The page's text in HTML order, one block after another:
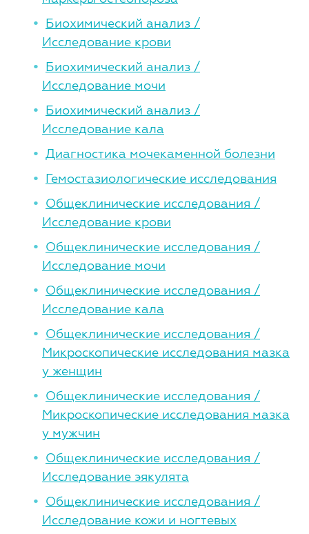
Биохимический анализ /
Исследование крови
Биохимический анализ /
Исследование мочи
Биохимический анализ /
Исследование кала
Диагностика мочекаменной болезни
Гемостазиологические исследования
Общеклинические исследования /
Исследование крови
Общеклинические исследования /
Исследование мочи
Общеклинические исследования /
Исследование кала
Общеклинические исследования /
Микроскопические исследования мазка
у женщин
Общеклинические исследования /
Микроскопические исследования мазка
у мужчин
Общеклинические исследования /
Исследование эякулята
Общеклинические исследования /
Исследование кожи и ногтевых